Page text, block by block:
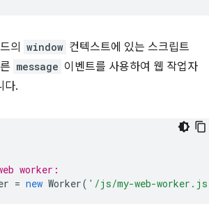
의 window 컨텍스트에 있는 스크립트
message 이벤트를 사용하여 웹 작업자
다.
worker:
= new Worker( '/js/my-web-